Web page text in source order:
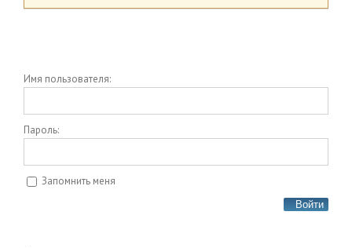
Имя пользователя:
Пароль:
Запомнить меня
Войти